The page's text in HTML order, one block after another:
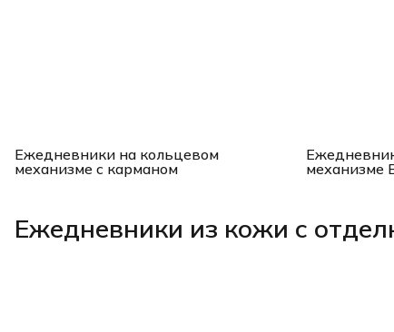
Ежедневники на кольцевом
механизме с карманом
механизме
Ежедневники из кожи с